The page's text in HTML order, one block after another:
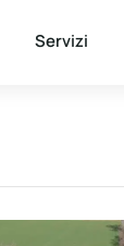
Servizi